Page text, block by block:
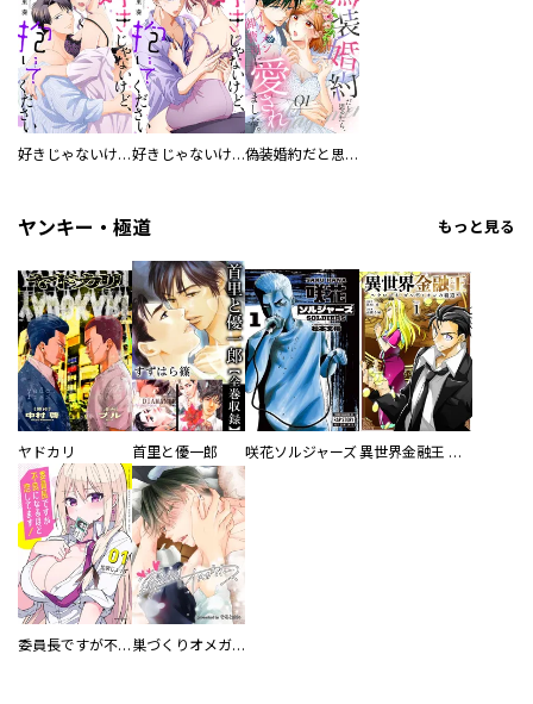
好きじゃないけど、抱いてください【電子単行本版／特典おまけ付き】 好きじゃないけど、抱いてください 偽装婚約だと思ったら、イケメン御曹司に愛されました。
ヤンキー・極道 もっと見る
ヤドカリ 首里と優一郎 咲花ソルジャーズ 異世界金融王 ～クローネ・ゴルディオンの覇道～
委員長ですが不良になるほど恋してます！ 巣づくりオメガバース